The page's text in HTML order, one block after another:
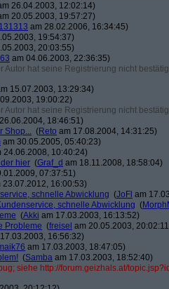
26.04.2003, 12:02:14)
20.05.2003, 19:57:27)
am 28.02.2006, 16:34:45)
19:54:37)
20:03:55)
am 04.06.2003, 22:36:35)
Autor hat seine Registrierung nicht
15.07.2003, 13:29:34)
19:00:22)
Autor hat seine Registrierung nicht
18:46:51)
Shop... (Reto am 17.08.2004, 14:31:25)
am 30.05.2005, 05:40:23)
24.06.2008, 10:40:24)
hier (Graf_d am 18.11.2008, 18:58:04)
07:37:51)
23.07.2012, 16:00:53)
schnelle Abwicklung (JoFl am
schnelle Abwicklung (
(Akki am 17.03.2003, 16:13:52)
Probleme (freisel am 20.05.2003,
16:56:32)
am 17.03.2003, 18:47:05)
(Samba am 17.03.2003, 18:52:40)
siehe http://forum.geizhals.at/